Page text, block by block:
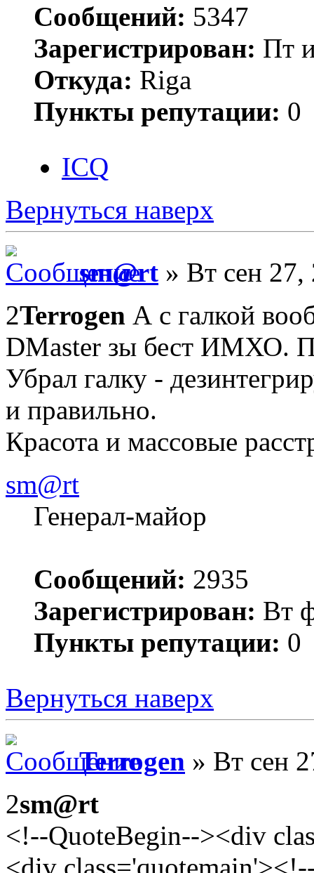
Сообщений: 5347
Зарегистрирован: Пт
Откуда: Riga
Пункты репутации: 0
ICQ
Вернуться наверх
sm@rt » Вт сен 27,
2Terrogen А с галкой
DMaster зы бест ИМХО.
Убрал галку -
и правильно.
Красота и массовые
sm@rt
Генерал-майор
Сообщений: 2935
Зарегистрирован: Вт
Пункты репутации: 0
Вернуться наверх
Terrogen » Вт сен
2sm@rt
<!--QuoteBegin--><div